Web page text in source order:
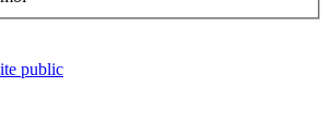
public